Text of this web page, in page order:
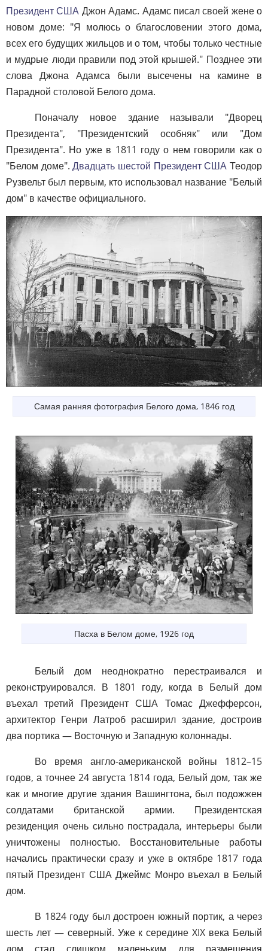
Президент США Джон Адамс. Адамс писал своей жене о
новом доме: "Я молюсь о благословении этого дома,
всех его будущих жильцов и о том, чтобы только честные
и мудрые люди правили под этой крышей." Позднее эти
слова Джона Адамса были высечены на камине в
Парадной столовой Белого дома.
Поначалу новое здание называли "Дворец
Президента", "Президентский особняк" или "Дом
Президента". Но уже в 1811 году о нем говорили как о
"Белом доме".Двадцать шестой Президент США Теодор
Рузвельт был первым, кто использовал название "Белый
дом" в качестве официального.
Самая ранняя фотография Белого дома, 1846 год
Пасха в Белом доме, 1926 год
Белый дом неоднократно перестраивался и
реконструировался. В 1801 году, когда в Белый дом
въехал третий Президент США Томас Джефферсон,
архитектор Генри Латроб расширил здание, достроив
два портика — Восточную и Западную колоннады.
Во время англо-американской войны 1812–15
годов, а точнее 24 августа 1814 года, Белый дом, так же
как и многие другие здания Вашингтона, был подожжен
солдатами британской армии. Президентская
резиденция очень сильно пострадала, интерьеры были
уничтожены полностью. Восстановительные работы
начались практически сразу и уже в октябре 1817 года
пятый Президент США Джеймс Монро въехал в Белый
дом.
В 1824 году был достроен южный портик, а через
шесть лет — северный. Уже к середине XIX века Белый